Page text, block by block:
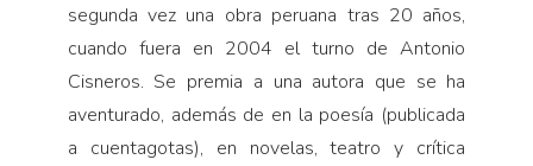
segunda vez una obra peruana tras 20 años,
cuando fuera en 2004 el turno de Antonio
Cisneros. Se premia a una autora que se ha
aventurado, además de en la poesía (publicada
a cuentagotas), en novelas, teatro y crítica